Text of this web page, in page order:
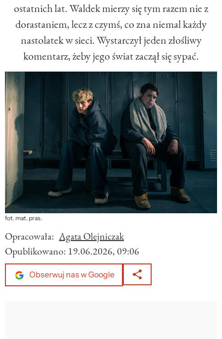
ostatnich lat. Waldek mierzy się tym razem nie z
dorastaniem, lecz z czymś, co zna niemal każdy
nastolatek w sieci. Wystarczył jeden złośliwy
komentarz, żeby jego świat zaczął się sypać.
fot. mat. pras.
Opracowała: Agata Olejniczak
Opublikowano: 19.06.2026, 09:06
Obserwuj nas w Google